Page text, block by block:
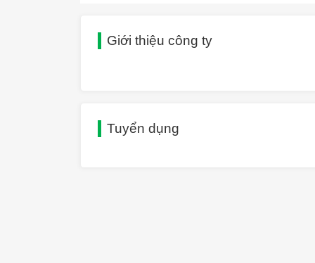
Giới thiệu công ty
Tuyển dụng